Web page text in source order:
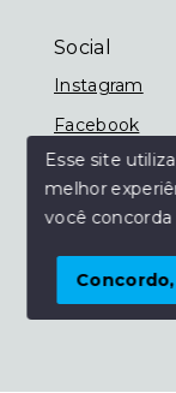
Social
Instagram
Facebook
© Copyright
SITE PARA IMOBILIARIA
Esse site utiliza
melhor
você